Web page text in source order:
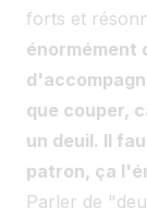
forts et
énormément
que couper,
un deuil. Il
patron, ça
Parler de